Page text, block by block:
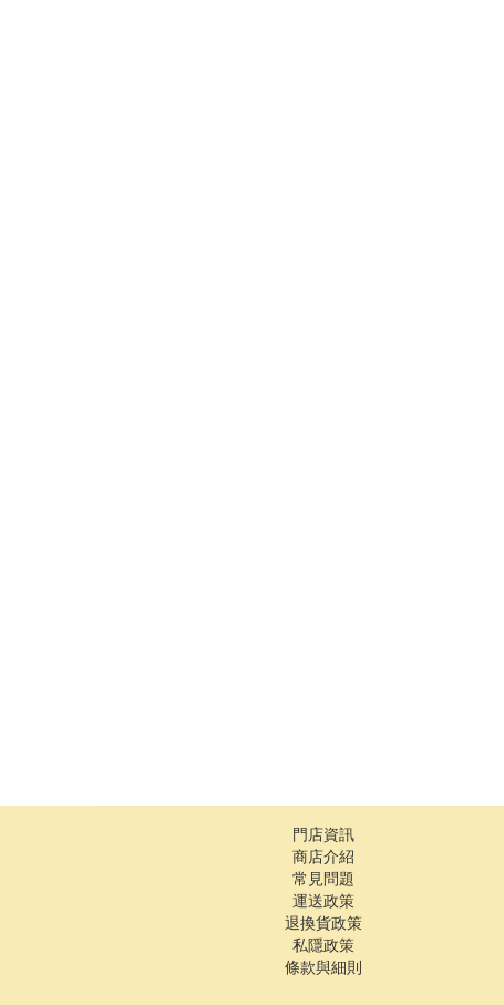
門店資訊
商店介紹
常見問題
運送政策
退換貨政策
私隱政策
條款與細則